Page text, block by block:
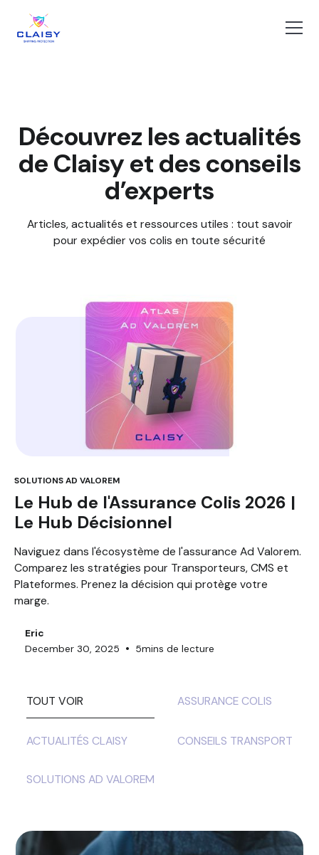
Découvrez les actualités
de Claisy et des conseils
d’experts
Articles, actualités et ressources utiles : tout savoir
pour expédier vos colis en toute sécurité
SOLUTIONS AD VALOREM
Le Hub de l'Assurance Colis 2026 |
Le Hub Décisionnel
Naviguez dans l'écosystème de l'assurance Ad Valorem.
Comparez les stratégies pour Transporteurs, CMS et
Plateformes. Prenez la décision qui protège votre
marge.
Eric
December 30, 2025 • 5mins de lecture
TOUT VOIR ASSURANCE COLIS
ACTUALITÉS CLAISY CONSEILS TRANSPORT
SOLUTIONS AD VALOREM